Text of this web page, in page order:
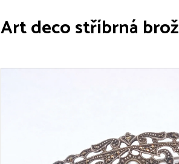
Art deco stříbrná